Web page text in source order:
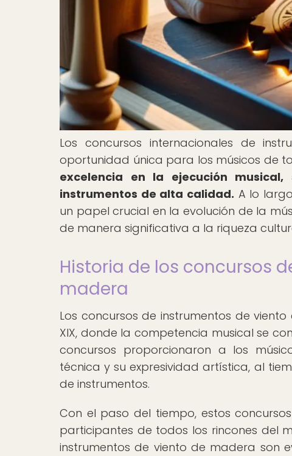
Los concursos internacionales de
oportunidad única para los músicos de
excelencia en la ejecución
instrumentos de alta calidad. A lo
un papel crucial en la evolución de la
de manera significativa a la riqueza
Historia de los concursos
madera
Los concursos de instrumentos de
XIX, donde la competencia musical se
concursos proporcionaron a los
técnica y su expresividad artística, al
de instrumentos.
Con el paso del tiempo, estos
participantes de todos los rincones del
instrumentos de viento de madera son